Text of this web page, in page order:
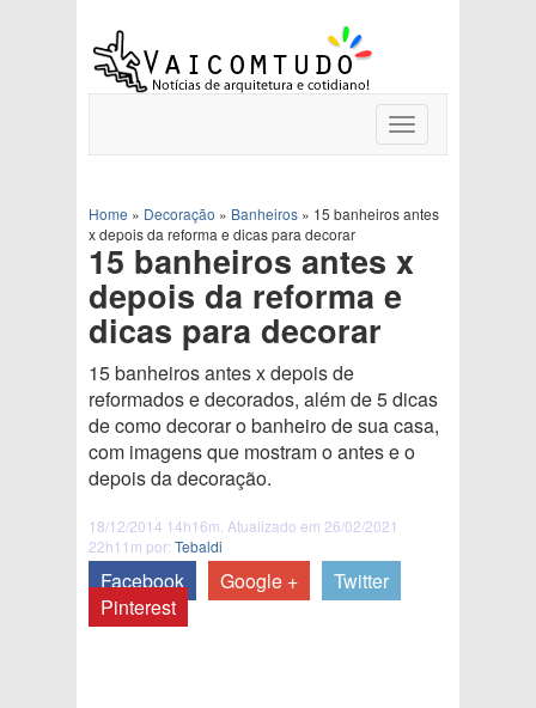
Toggle
navigation
Home » Decoração » Banheiros » 15 banheiros antes
x depois da reforma e dicas para decorar
15 banheiros antes x
depois da reforma e
dicas para decorar
15 banheiros antes x depois de
reformados e decorados, além de 5 dicas
de como decorar o banheiro de sua casa,
com imagens que mostram o antes e o
depois da decoração.
18/12/2014 14h16m. Atualizado em 26/02/2021
22h11m por: Tebaldi
Facebook Google +
Twitter
Pinterest